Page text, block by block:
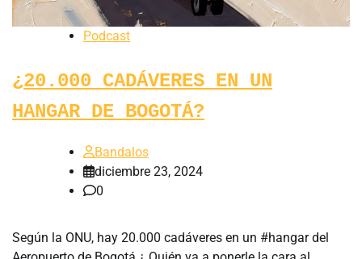
Podcast
¿20.000 CADÁVERES EN UN
HANGAR DE BOGOTÁ?
Bandalos
diciembre 23, 2024
0
Según la ONU, hay 20.000 cadáveres en un #hangar del